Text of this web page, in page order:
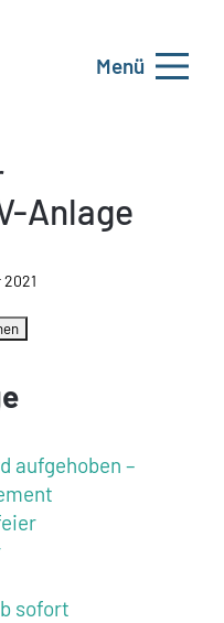
Menü
Anlage
2021
aufgehoben –
sofort